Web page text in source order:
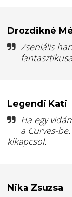
Drozdikné
Zseniális
Legendi Kati
Ha egy
a Curves-
kikapcsol.
Nika Zsuzsa